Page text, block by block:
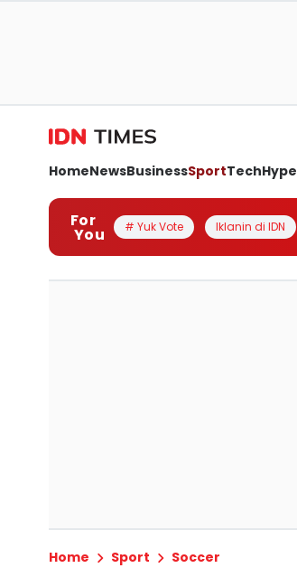
HomeNewsBusinessSportTechHype
For
You # Yuk Vote Iklanin di IDN
Home Sport Soccer